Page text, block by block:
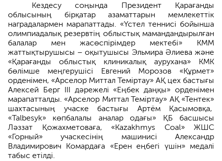
Кездесу соңында Президент Қарағанды
облысының бірқатар азаматтарын мемлекеттік
наградалармен марапаттады. «Үстел теннисі бойынша
олимпиадалық резервтің облыстық мамандандырылған
балалар мен жасөспірімдер мектебі» КММ
жаттықтырушысы – оқытушысы Эльмира Әлиева және
«Қарағанды облыстық клиникалық аурухана» КМК
бөлімше меңгерушісі Евгений Морозов «Құрмет»
орденімен, «Арселор Миттал Теміртау» АҚ цех бастығы
Алексей Берг III дәрежелі «Еңбек даңқы» орденімен
марапатталды. «Арселор Миттал Теміртау» АҚ «Тентек»
шахтасының учаске бастығы Артём Қасымовқа,
«Talbesyk» көпбалалы аналар одағы» ҚБ басшысы
Ләззат Қожахметоваға, «Kazakhmys Coal» ЖШС
«Горный» учаскесінің машинисі Александр
Владимирович Комардаға «Ерен еңбегі үшін» медалі
табыс етілді.